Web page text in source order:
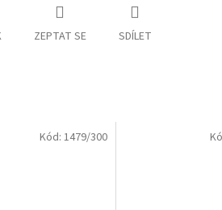
ZEPTAT SE SDÍLET
Kód:1479/300